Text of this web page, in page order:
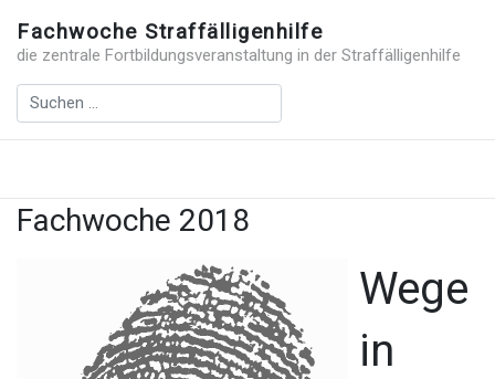
Fachwoche Straffälligenhilfe
die zentrale Fortbildungsveranstaltung in der Straffälligenhilfe
Fachwoche 2018
Wege
in